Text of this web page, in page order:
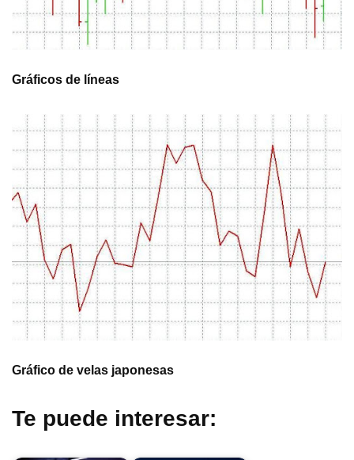
Gráficos de líneas
Gráfico de velas japonesas
Te puede interesar: